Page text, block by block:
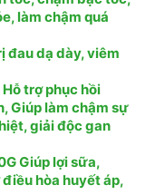
làm chậm quá
đau dạ dày, viêm
trợ phục hồi
Giúp làm chậm sự
giải độc gan
Giúp lợi sữa,
hòa huyết áp,